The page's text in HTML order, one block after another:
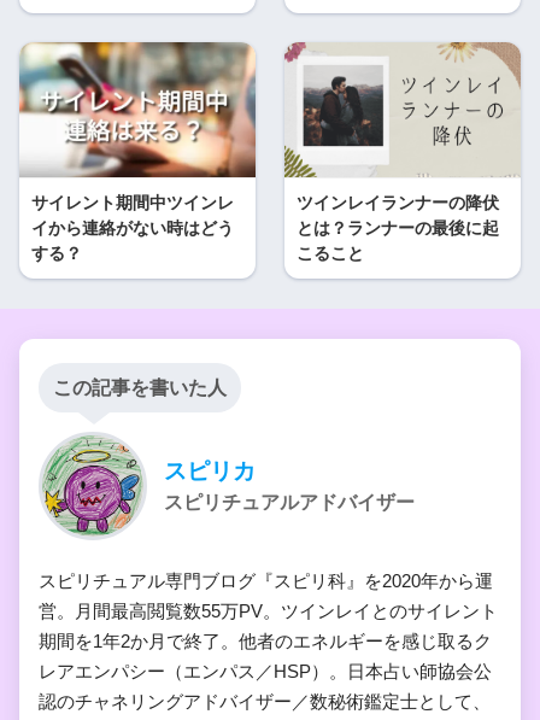
サイレント期間中ツインレ
イから連絡がない時はどう
する？
ツインレイランナーの降伏
とは？ランナーの最後に起
こること
この記事を書いた人
スピリカ
スピリチュアルアドバイザー
スピリチュアル専門ブログ『スピリ科』を2020年から運
営。月間最高閲覧数55万PV。ツインレイとのサイレント
期間を1年2か月で終了。他者のエネルギーを感じ取るク
レアエンパシー（エンパス／HSP）。日本占い師協会公
認のチャネリングアドバイザー／数秘術鑑定士として、